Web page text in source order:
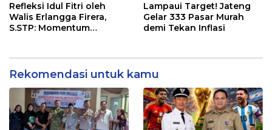
Refleksi Idul Fitri oleh
Walis Erlangga Firera,
S.STP: Momentum
Lampaui Target! Jateng
Gelar 333 Pasar Murah
demi Tekan Inflasi
Rekomendasi untuk kamu